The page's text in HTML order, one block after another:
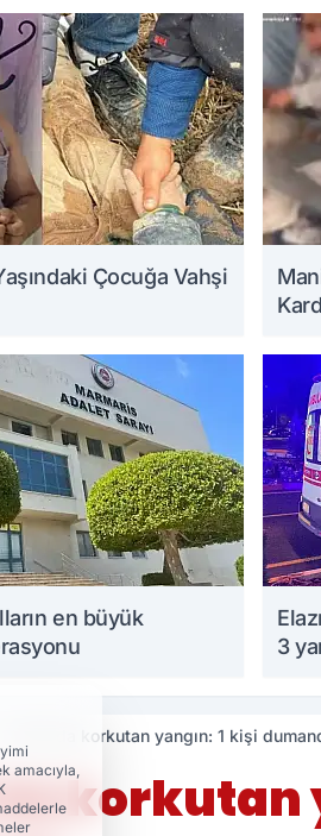
Çocuğa Vahşi
en büyük
3
Elazığ'da korkutan yangın: 1 kişi
korkutan
amacıyla,